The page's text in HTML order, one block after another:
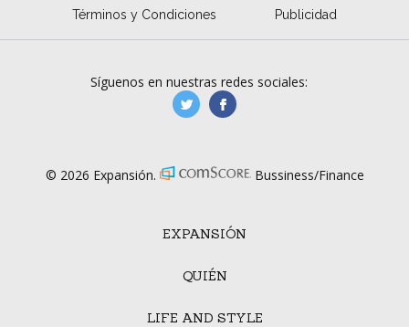
Términos y Condiciones Publicidad
EXPANSIÓN
QUIÉN
LIFE AND STYLE
Síguenos en nuestras redes sociales:
manufacturaGE
© 2026 Expansión. Bussiness/Finance